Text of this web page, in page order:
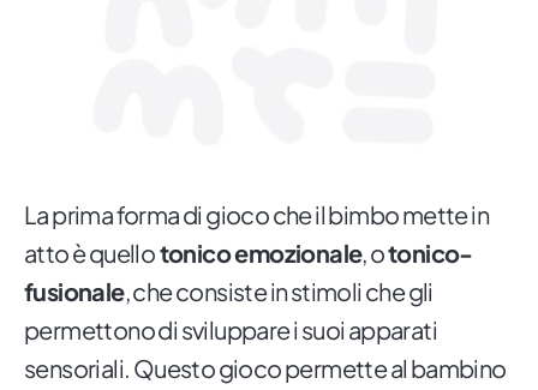
La prima forma di gioco che il bimbo mette in
atto è quellotonico emozionale, otonico-
fusionale, che consiste in stimoli che gli
permettono di sviluppare i suoi apparati
sensoriali. Questo gioco permette al bambino